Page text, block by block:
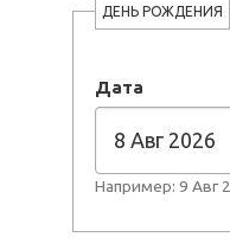
ДЕНЬ РОЖДЕНИЯ
Дата
Например: 9 Авг